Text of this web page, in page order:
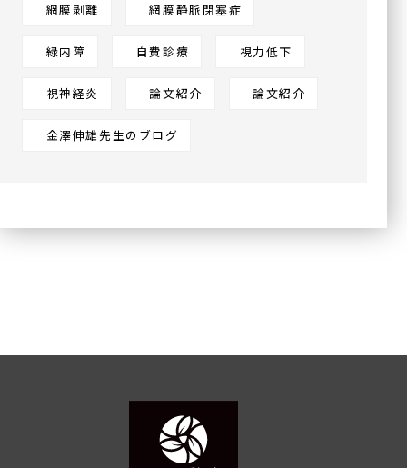
網膜剥離 網膜静脈閉塞症
緑内障 自費診療 視力低下
視神経炎 論文紹介 論文紹介
金澤伸雄先生のブログ